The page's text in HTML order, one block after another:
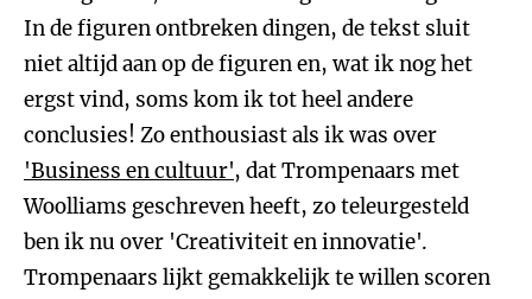
In de figuren ontbreken dingen, de tekst sluit
niet altijd aan op de figuren en, wat ik nog het
ergst vind, soms kom ik tot heel andere
conclusies! Zo enthousiast als ik was over
'Business en cultuur', dat Trompenaars met
Woolliams geschreven heeft, zo teleurgesteld
ben ik nu over 'Creativiteit en innovatie'.
Trompenaars lijkt gemakkelijk te willen scoren